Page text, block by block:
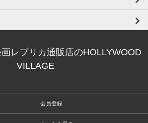
レプリカ通販店のHOLLYWOOD
VILLAGE
会員登録